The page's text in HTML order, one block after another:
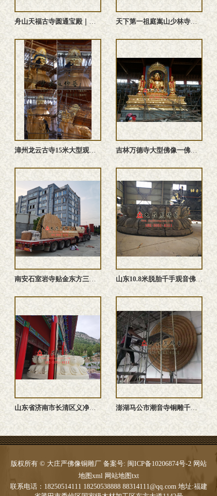
舟山天福古寺圆通宝殿｜千手观音圣像定制工程圆满竣工 天下第一祖庭嵩山少林寺大雄宝殿施工过程
漳州龙云古寺15米大型观音安装现场进行中 吉林万德寺大型佛像一佛二弟子五百罗汉彩绘贴金塑像释迦牟尼佛迦 ...
山东省济南市长清区义净寺大型脱胎千手观音佛像安装过程现场
版权所有 © 大庄严佛像铜雕厂 备案号: 闽ICP备10206874号-2 网站
地图xml 网站地图txt
联系电话：18250514111 18250538888 88314111@qq.com 地址:福建